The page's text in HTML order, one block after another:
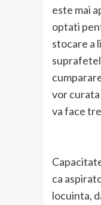
este mai
optati
stocare a
vor curata
va face
ca
locuinta,